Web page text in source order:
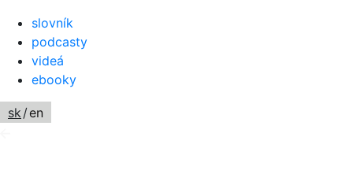
slovník
podcasty
videá
ebooky
sk/en